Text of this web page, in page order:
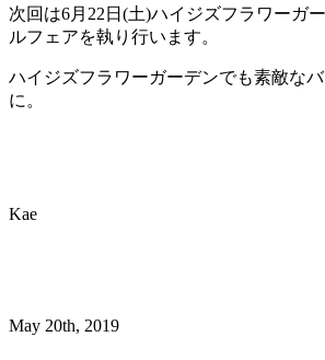
次回は6月22日(土)ハイジズフラワーガ
ルフェアを執り行います。
ハイジズフラワーガーデンでも素敵な
に。
Kae
May 20th, 2019